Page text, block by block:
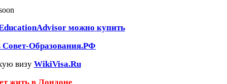
можно купить
Совет-Образования.РФ
визу WikiVisa.Ru